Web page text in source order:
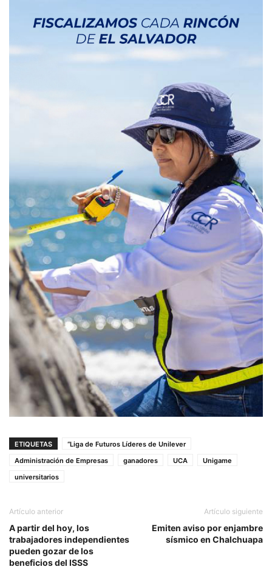
ETIQUETAS
“Liga de Futuros Líderes de Unilever
Administración de Empresas
ganadores UCA
Unigame
universitarios
Artículo anterior
A partir del hoy, los
trabajadores independientes
pueden gozar de los
beneficios del ISSS
Artículo siguiente
Emiten aviso por enjambre
sísmico en Chalchuapa